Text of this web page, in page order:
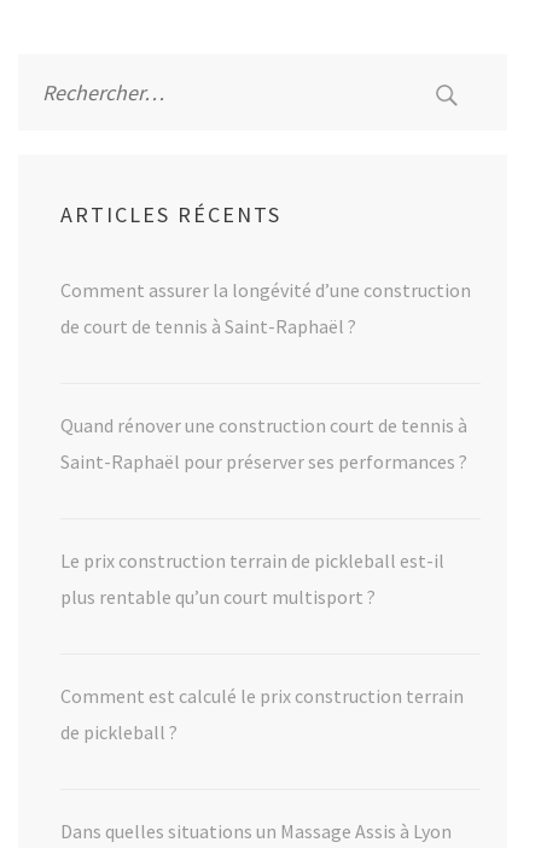
ARTICLES RÉCENTS
Comment assurer la longévité d’une construction
de court de tennis à Saint-Raphaël ?
Quand rénover une construction court de tennis à
Saint-Raphaël pour préserver ses performances ?
Le prix construction terrain de pickleball est-il
plus rentable qu’un court multisport ?
Comment est calculé le prix construction terrain
de pickleball ?
Dans quelles situations un Massage Assis à Lyon